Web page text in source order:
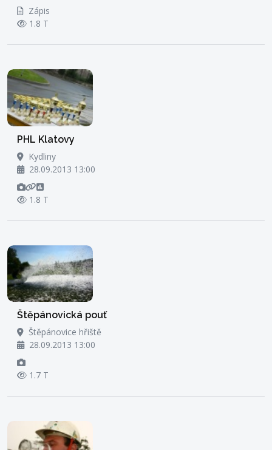
Zápis
1.8 T
PHL Klatovy
Kydliny
28.09.2013 13:00
1.8 T
Štěpánovická pouť
Štěpánovice hřiště
28.09.2013 13:00
1.7 T